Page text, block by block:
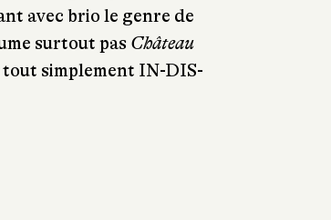
avec brio le genre de
surtout pas Château
simplement IN-DIS-